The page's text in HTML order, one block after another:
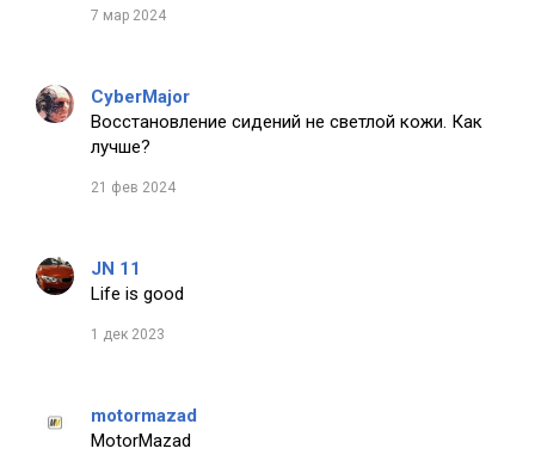
7 мар 2024
CyberMajor
Восстановление сидений не светлой кожи. Как
лучше?
21 фев 2024
JN 11
Life is good
1 дек 2023
motormazad
MotorMazad